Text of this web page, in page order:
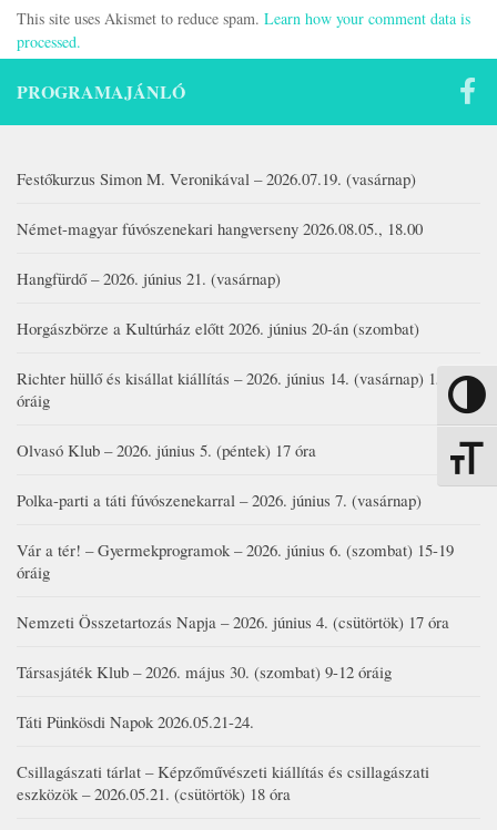
Nagy
This site uses Akismet to reduce spam. Learn how your comment data is
processed.
PROGRAMAJÁNLÓ
Festőkurzus Simon M. Veronikával – 2026.07.19. (vasárnap)
Német-magyar fúvószenekari hangverseny 2026.08.05., 18.00
Hangfürdő – 2026. június 21. (vasárnap)
Horgászbörze a Kultúrház előtt 2026. június 20-án (szombat)
Richter hüllő és kisállat kiállítás – 2026. június 14. (vasárnap) 15-17
óráig
Olvasó Klub – 2026. június 5. (péntek) 17 óra
Polka-parti a táti fúvószenekarral – 2026. június 7. (vasárnap)
Vár a tér! – Gyermekprogramok – 2026. június 6. (szombat) 15-19
óráig
Nemzeti Összetartozás Napja – 2026. június 4. (csütörtök) 17 óra
Társasjáték Klub – 2026. május 30. (szombat) 9-12 óráig
Táti Pünkösdi Napok 2026.05.21-24.
Csillagászati tárlat – Képzőművészeti kiállítás és csillagászati
eszközök – 2026.05.21. (csütörtök) 18 óra